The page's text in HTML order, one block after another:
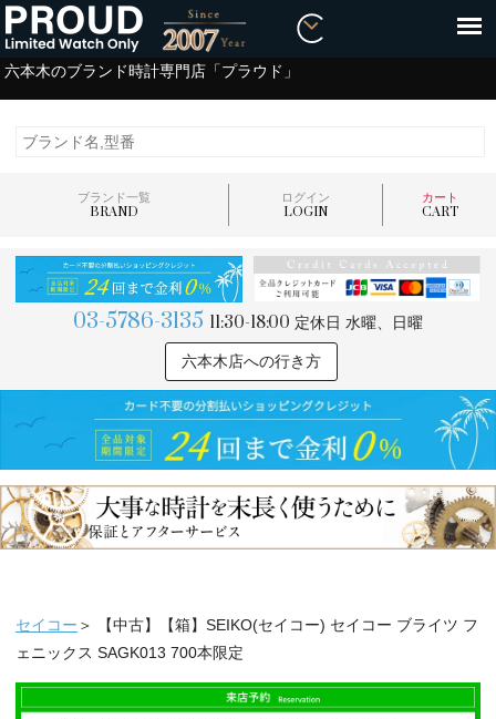
六本木のブランド時計専門店「プラウド」
ブランド一覧
BRAND
ログイン
LOGIN
カート
CART
03-5786-3135 11:30-18:00 定休日 水曜、日曜
六本木店への行き方
セイコー ＞ 【中古】【箱】SEIKO(セイコー) セイコー ブライツ フ
ェニックス SAGK013 700本限定